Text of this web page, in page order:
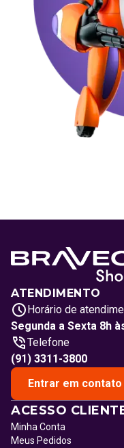
ATENDIMENTO
Horário de
Segunda a Sexta 8h
Telefone
(91) 3311-3800
Entrar em contato
ACESSO
Minha Conta
Meus Pedidos